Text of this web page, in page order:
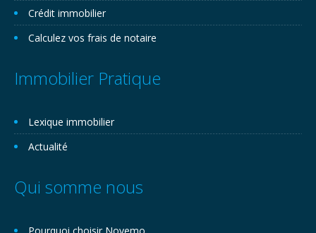
Crédit immobilier
Calculez vos frais de notaire
Immobilier Pratique
Lexique immobilier
Actualité
Qui somme nous